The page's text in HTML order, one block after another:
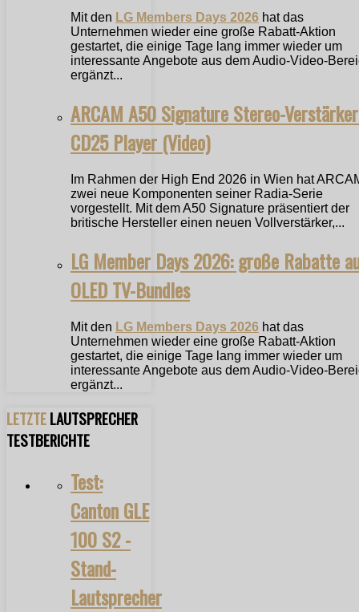
Mit den LG Members Days 2026 hat das
Unternehmen wieder eine große Rabatt-Aktion
gestartet, die einige Tage lang immer wieder um
interessante Angebote aus dem Audio-Video-
ergänzt...
ARCAM A50 Signature Stereo-
CD25 Player (Video)
Im Rahmen der High End 2026 in Wien hat
zwei neue Komponenten seiner Radia-Serie
vorgestellt. Mit dem A50 Signature präsentiert der
britische Hersteller einen neuen Vollverstärker,...
LG Member Days 2026: große Rabatte
OLED TV-Bundles
Mit den LG Members Days 2026 hat das
Unternehmen wieder eine große Rabatt-Aktion
gestartet, die einige Tage lang immer wieder um
interessante Angebote aus dem Audio-Video-
ergänzt...
LETZTELAUTSPRECHER
TESTBERICHTE
Test:
Canton GLE
100 S2 -
Stand-
Lautsprecher